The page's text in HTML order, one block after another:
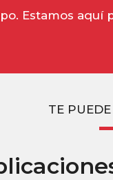
Estamos aquí
TE